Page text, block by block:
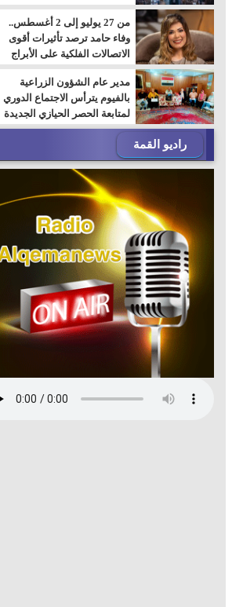
من 27 يوليو إلى 2 أغسطس..
وفاء حامد ترصد تأثيرات أقوى
الاتصالات الفلكية على الأبراج
مدير عام الشؤون الزراعية
بالفيوم يترأس الاجتماع الدوري
لمتابعة الحصر الحيازي الجديدة
راديو القمة